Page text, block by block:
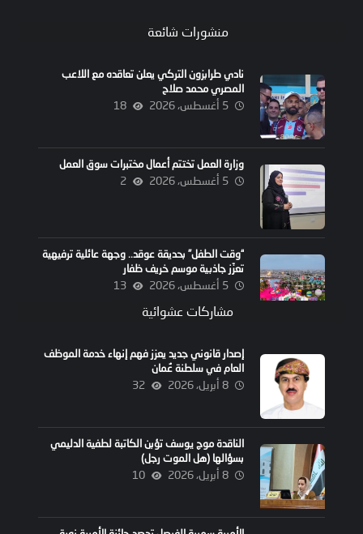
منشورات شائعة
نادي طرابزون التركي يعلن تعاقده مع اللاعب
المصري محمد صلاح
5 أغسطس، 2026 18
وزارة العمل تختتم أعمال مختبرات سوق العمل
5 أغسطس، 2026 2
“وقت الطفل” بحديقة عوقد.. وجهة عائلية ترفيهية
تعزّز جاذبية موسم خريف ظفار
5 أغسطس، 2026 13
مشاركات عشوائية
إصدار قانوني جديد يعزز فهم إنهاء خدمة الموظف
العام في سلطنة عُمان
8 أبريل، 2026 32
الناقدة موج يوسف تؤبن الكاتبة لطفية الدليمي
بسؤالها (هل الموت رجل)
8 أبريل، 2026 10